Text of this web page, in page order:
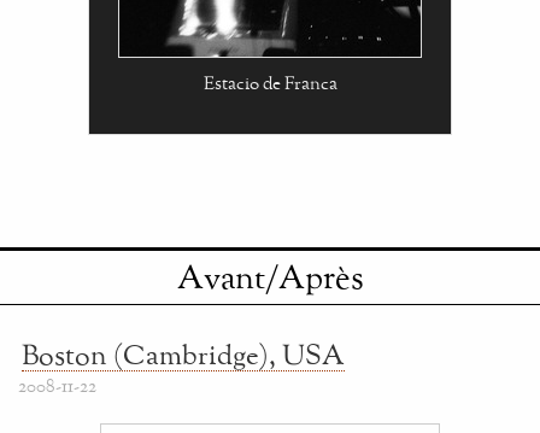
Estacio de Franca
Avant/Après
Boston (Cambridge), USA
2008-11-22